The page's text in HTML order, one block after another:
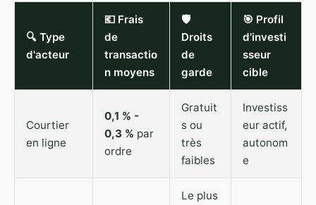
🔍 Type
d'acteur
💶 Frais
de
transactio
n moyens
🛡️
Droits
de
garde
🎯 Profil
d'investi
sseur
cible
Courtier
en ligne
0,1 % -
0,3 % par
ordre
Gratuit
s ou
très
faibles
Investiss
eur actif,
autonom
e
Le plus